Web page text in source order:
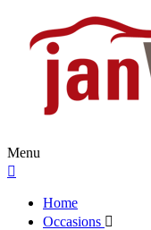
Menu
Home
Occasions